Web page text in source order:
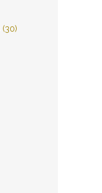
(30)